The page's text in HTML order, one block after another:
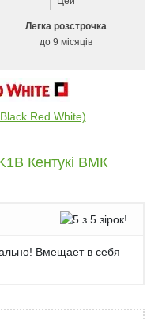
Легка розстрочка
до 9 місяців
Red White)
Кентукі ВМК
Вмещает в себя